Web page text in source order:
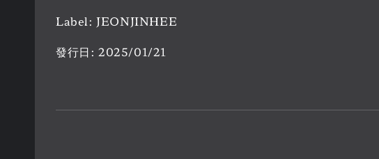
Label: JEONJINHEE
發行日: 2025/01/21